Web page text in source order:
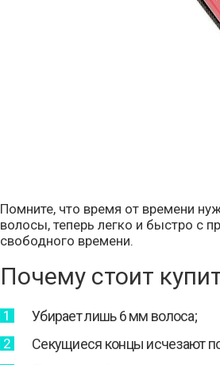
Помните, что время от времени
волосы, теперь легко и быстро с
свободного времени.
Почему стоит
Убирает лишь 6 мм волоса;
Секущиеся концы исчезают